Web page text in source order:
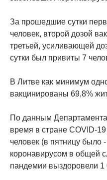
За прошедшие сутки
человек, второй дозой
третьей, усиливающей
сутки был привиты 7
В Литве как минимум
вакцинированы 69,8%
По данным
время в стране COVID-
человек (в пятницу было
коронавирусом в общей
пандемии выздоровели 1